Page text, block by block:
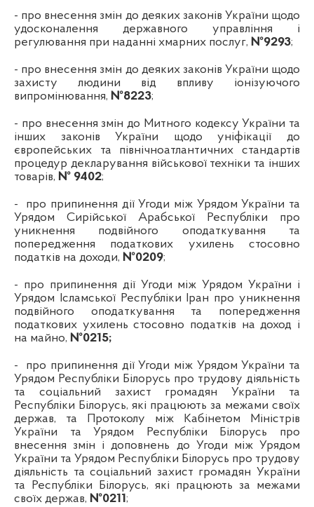
- про внесення змін до деяких законів України щодо
удосконалення державного управління і
регулювання при наданні хмарних послуг, №9293;
- про внесення змін до деяких законів України щодо
захисту людини від впливу іонізуючого
випромінювання, №8223;
- про внесення змін до Митного кодексу України та
інших законів України щодо уніфікації до
європейських та північноатлантичних стандартів
процедур декларування військової техніки та інших
товарів, № 9402;
-
про припинення дії Угоди між Урядом України та
Урядом Сирійської Арабської Республіки про
уникнення подвійного оподаткування та
попередження податкових ухилень стосовно
податків на доходи, №0209;
- про припинення дії Угоди між Урядом України і
Урядом Ісламської Республіки Іран про уникнення
подвійного оподаткування та попередження
податкових ухилень стосовно податків на доход і
на майно, №0215;
-
про припинення дії Угоди між Урядом України та
Урядом Республіки Білорусь про трудову діяльність
та соціальний захист громадян України та
Республіки Білорусь, які працюють за межами своїх
держав, та Протоколу між Кабінетом Міністрів
України та Урядом Республіки Білорусь про
внесення змін і доповнень до Угоди між Урядом
України та Урядом Республіки Білорусь про трудову
діяльність та соціальний захист громадян України
та Республіки Білорусь, які працюють за межами
своїх держав, №0211;